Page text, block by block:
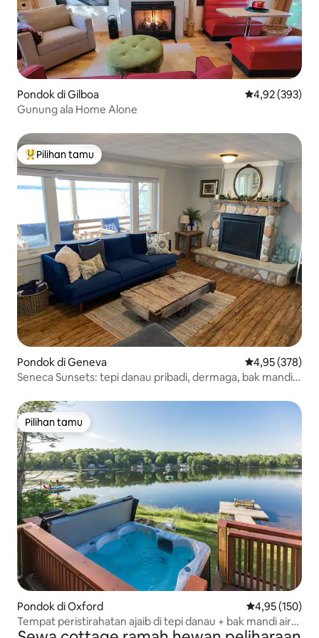
Pondok di Gilboa Nilai rata-rata
4,92 (393)
Gunung ala Home Alone
Pilihan tamu terpopuler
Pilihan tamu
Pondok di Geneva Nilai rata-rata
4,95 (378)
Seneca Sunsets: tepi danau pribadi, dermaga, bak mandi
Pilihan tamu
Pilihan tamu
Pondok di Oxford Nilai rata-rata
4,95 (150)
Tempat peristirahatan ajaib di tepi danau + bak mandi air
panas!